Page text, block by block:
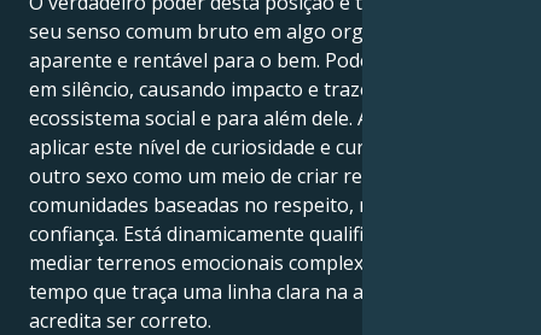
seu senso comum bruto em algo organizado,
aparente e rentável para o bem. Pode ser um líder
em silêncio, causando impacto e trazendo paz ao seu
ecossistema social e para além dele. A sua tarefa é
aplicar este nível de curiosidade e curiosidade com o
outro sexo como um meio de criar relações e
comunidades baseadas no respeito, não na
confiança. Está dinamicamente qualificado para
mediar terrenos emocionais complexos, ao mesmo
tempo que traça uma linha clara na areia para o que
acredita ser correto.